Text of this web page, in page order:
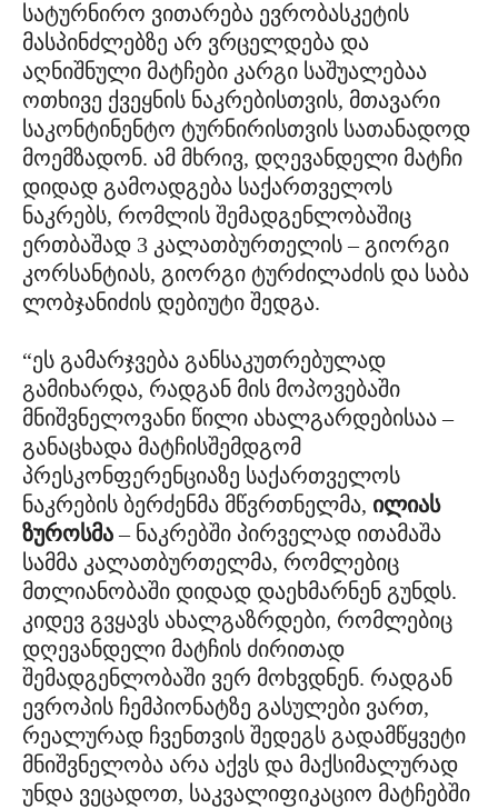
სატურნირო ვითარება ევრობასკეტის
მასპინძლებზე არ ვრცელდება და
აღნიშნული მატჩები კარგი საშუალებაა
ოთხივე ქვეყნის ნაკრებისთვის, მთავარი
საკონტინენტო ტურნირისთვის სათანადოდ
მოემზადონ. ამ მხრივ, დღევანდელი მატჩი
დიდად გამოადგება საქართველოს
ნაკრებს, რომლის შემადგენლობაშიც
ერთბაშად 3 კალათბურთელის – გიორგი
კორსანტიას, გიორგი ტურძილაძის და საბა
ლობჯანიძის დებიუტი შედგა.
“ეს გამარჯვება განსაკუთრებულად
გამიხარდა, რადგან მის მოპოვებაში
მნიშვნელოვანი წილი ახალგარდებისაა –
განაცხადა მატჩისშემდგომ
პრესკონფერენციაზე საქართველოს
ნაკრების ბერძენმა მწვრთნელმა, ილიას
ზუროსმა– ნაკრებში პირველად ითამაშა
სამმა კალათბურთელმა, რომლებიც
მთლიანობაში დიდად დაეხმარნენ გუნდს.
კიდევ გვყავს ახალგაზრდები, რომლებიც
დღევანდელი მატჩის ძირითად
შემადგენლობაში ვერ მოხვდნენ. რადგან
ევროპის ჩემპიონატზე გასულები ვართ,
რეალურად ჩვენთვის შედეგს გადამწყვეტი
მნიშვნელობა არა აქვს და მაქსიმალურად
უნდა ვეცადოთ, საკვალიფიკაციო მატჩებში